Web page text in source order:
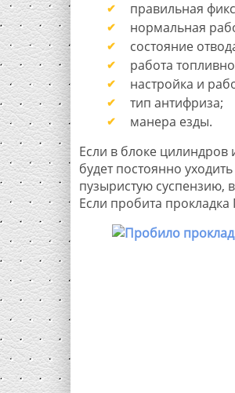
правильная
нормальная
состояние
работа
настройка и
тип антифриза;
манера езды.
Если в блоке
будет постоянно
пузыристую суспензию,
Если пробита